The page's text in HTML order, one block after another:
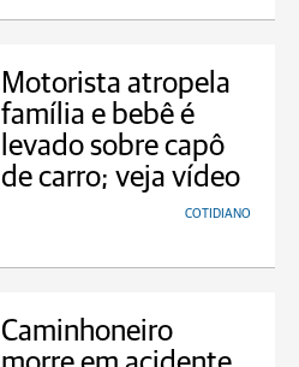
Motorista atropela
família e bebê é
levado sobre capô
de carro; veja vídeo
COTIDIANO
Caminhoneiro